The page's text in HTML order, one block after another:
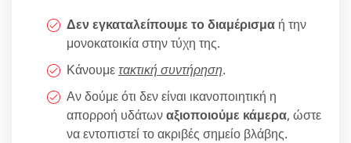
Δεν εγκαταλείπουμε το διαμέρισμα ή την
μονοκατοικία στην τύχη της.
Κάνουμετακτική συντήρηση.
Αν δούμε ότι δεν είναι ικανοποιητική η
απορροή υδάτωναξιοποιούμε κάμερα, ώστε
να εντοπιστεί το ακριβές σημείο βλάβης.